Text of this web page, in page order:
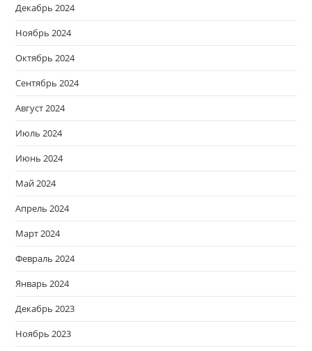
Декабрь 2024
Ноябрь 2024
Октябрь 2024
Сентябрь 2024
Август 2024
Июль 2024
Июнь 2024
Май 2024
Апрель 2024
Март 2024
Февраль 2024
Январь 2024
Декабрь 2023
Ноябрь 2023